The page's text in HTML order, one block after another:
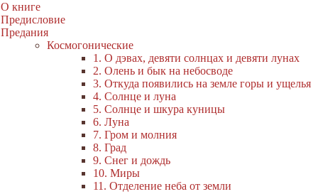
О книге
Предисловие
Предания
Космогонические
1. О дэвах, девяти солнцах и девяти лунах
2. Олень и бык на небосводе
3. Откуда появились на земле горы и ущелья
4. Солнце и луна
5. Солнце и шкура куницы
6. Луна
7. Гром и молния
8. Град
9. Снег и дождь
10. Миры
11. Отделение неба от земли